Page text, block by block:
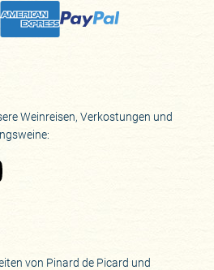
Weinreisen, Verkostungen und
Seite
Instagram-Seite
Zu Pinard's YouTube-Seite
von Pinard de Picard und